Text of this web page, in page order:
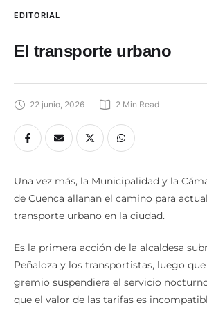
EDITORIAL
El transporte urbano
22 junio, 2026 2 Min Read
Una vez más, la Municipalidad y la
de Cuenca allanan el camino para
transporte urbano en la ciudad.
Es la primera acción de la alcaldesa
Peñaloza y los transportistas, luego
gremio suspendiera el servicio
que el valor de las tarifas es